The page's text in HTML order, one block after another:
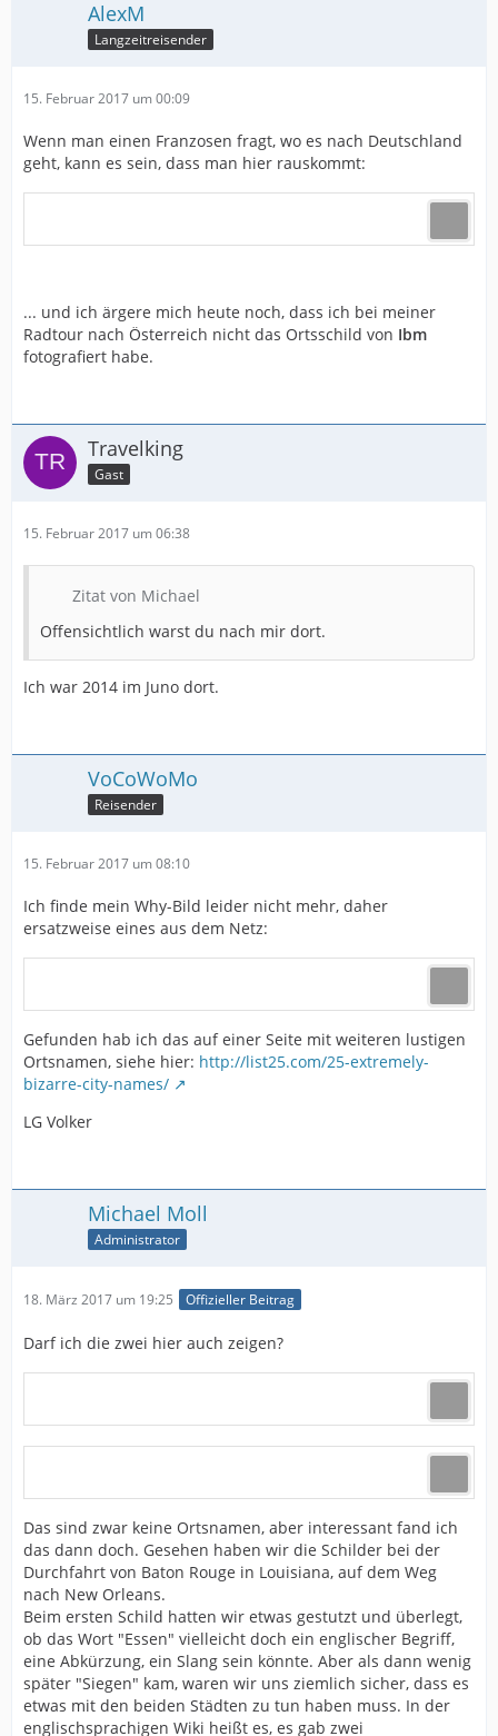
AlexM
Langzeitreisender
15. Februar 2017 um 00:09
Wenn man einen Franzosen fragt, wo es nach Deutschland
geht, kann es sein, dass man hier rauskommt:
... und ich ärgere mich heute noch, dass ich bei meiner
Radtour nach Österreich nicht das Ortsschild von Ibm
fotografiert habe.
Travelking
Gast
15. Februar 2017 um 06:38
Zitat von Michael
Offensichtlich warst du nach mir dort.
Ich war 2014 im Juno dort.
VoCoWoMo
Reisender
15. Februar 2017 um 08:10
Ich finde mein Why-Bild leider nicht mehr, daher
ersatzweise eines aus dem Netz:
Gefunden hab ich das auf einer Seite mit weiteren lustigen
Ortsnamen, siehe hier: http://list25.com/25-extremely-
bizarre-city-names/
LG Volker
Michael Moll
Administrator
18. März 2017 um 19:25 Offizieller Beitrag
Darf ich die zwei hier auch zeigen?
Das sind zwar keine Ortsnamen, aber interessant fand ich
das dann doch. Gesehen haben wir die Schilder bei der
Durchfahrt von Baton Rouge in Louisiana, auf dem Weg
nach New Orleans.
Beim ersten Schild hatten wir etwas gestutzt und überlegt,
ob das Wort "Essen" vielleicht doch ein englischer Begriff,
eine Abkürzung, ein Slang sein könnte. Aber als dann wenig
später "Siegen" kam, waren wir uns ziemlich sicher, dass es
etwas mit den beiden Städten zu tun haben muss. In der
englischsprachigen Wiki heißt es, es gab zwei